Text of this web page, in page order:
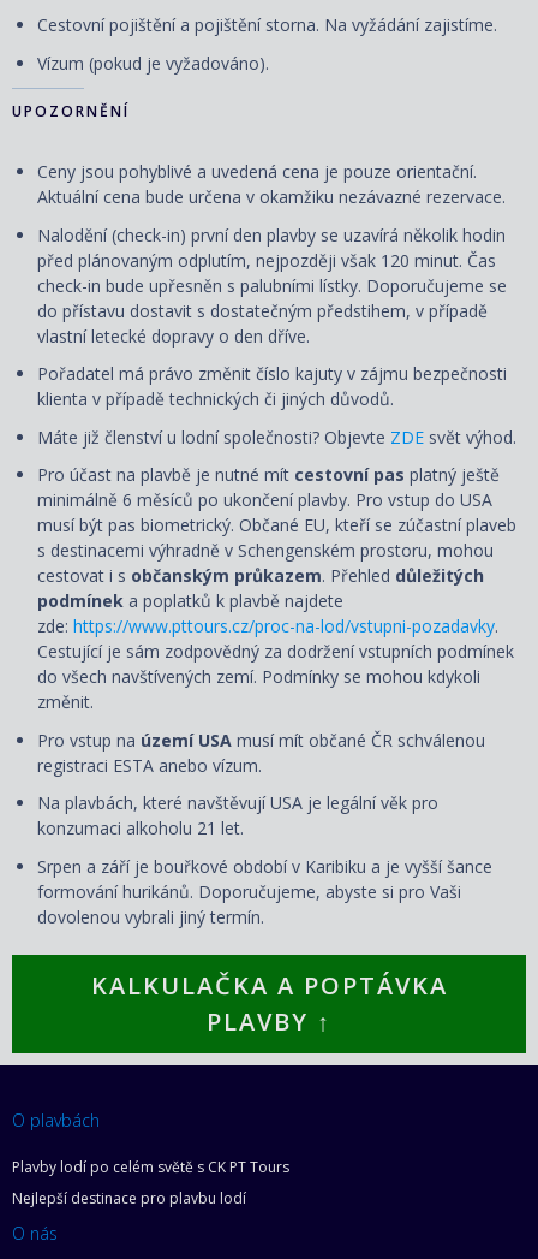
Cestovní pojištění a pojištění storna. Na vyžádání zajistíme.
Vízum (pokud je vyžadováno).
UPOZORNĚNÍ
Ceny jsou pohyblivé a uvedená cena je pouze orientační.
Aktuální cena bude určena v okamžiku nezávazné rezervace.
Nalodění (check-in) první den plavby se uzavírá několik hodin
před plánovaným odplutím, nejpozději však 120 minut. Čas
check-in bude upřesněn s palubními lístky. Doporučujeme se
do přístavu dostavit s dostatečným předstihem, v případě
vlastní letecké dopravy o den dříve.
Pořadatel má právo změnit číslo kajuty v zájmu bezpečnosti
klienta v případě technických či jiných důvodů.
Máte již členství u lodní společnosti? Objevte ZDE svět výhod.
Pro účast na plavbě je nutné mít cestovní pas platný ještě
minimálně 6 měsíců po ukončení plavby. Pro vstup do USA
musí být pas biometrický. Občané EU, kteří se zúčastní plaveb
s destinacemi výhradně v Schengenském prostoru, mohou
cestovat i s občanským průkazem. Přehled důležitých
podmínek a poplatků k plavbě najdete
zde: https://www.pttours.cz/proc-na-lod/vstupni-pozadavky.
Cestující je sám zodpovědný za dodržení vstupních podmínek
do všech navštívených zemí. Podmínky se mohou kdykoli
změnit.
Pro vstup na území USA musí mít občané ČR schválenou
registraci ESTA anebo vízum.
Na plavbách, které navštěvují USA je legální věk pro
konzumaci alkoholu 21 let.
Srpen a září je bouřkové období v Karibiku a je vyšší šance
formování hurikánů. Doporučujeme, abyste si pro Vaši
dovolenou vybrali jiný termín.
KALKULAČKA A POPTÁVKA
PLAVBY ↑
O plavbách
Plavby lodí po celém světě s CK PT Tours
Nejlepší destinace pro plavbu lodí
O nás